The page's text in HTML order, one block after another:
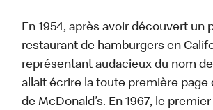
En 1954, après avoir découvert un
restaurant de hamburgers en
représentant audacieux du nom
allait écrire la toute première page
de McDonald’s. En 1967, le